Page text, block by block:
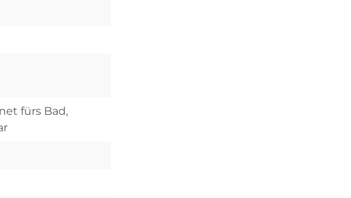
fürs Bad,